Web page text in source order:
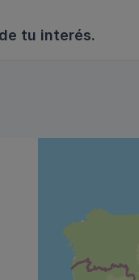
tu interés.